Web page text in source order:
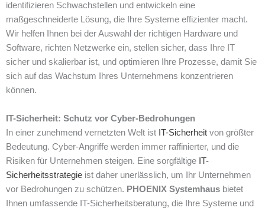
identifizieren Schwachstellen und entwickeln eine
maßgeschneiderte Lösung, die Ihre Systeme effizienter macht.
Wir helfen Ihnen bei der Auswahl der richtigen Hardware und
Software, richten Netzwerke ein, stellen sicher, dass Ihre IT
sicher und skalierbar ist, und optimieren Ihre Prozesse, damit Sie
sich auf das Wachstum Ihres Unternehmens konzentrieren
können.
IT-Sicherheit: Schutz vor Cyber-Bedrohungen
In einer zunehmend vernetzten Welt ist IT-Sicherheit von größter
Bedeutung. Cyber-Angriffe werden immer raffinierter, und die
Risiken für Unternehmen steigen. Eine sorgfältige IT-
Sicherheitsstrategie ist daher unerlässlich, um Ihr Unternehmen
vor Bedrohungen zu schützen. PHOENIX Systemhaus bietet
Ihnen umfassende IT-Sicherheitsberatung, die Ihre Systeme und